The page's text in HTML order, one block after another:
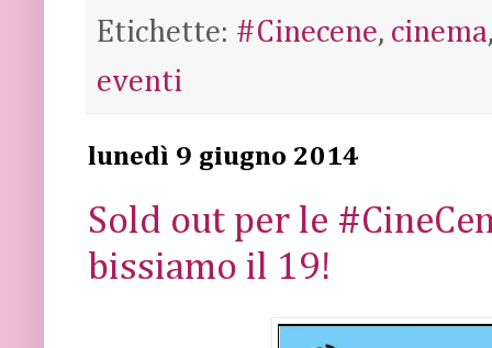
Etichette: #Cinecene, cinema
eventi
lunedì 9 giugno 2014
Sold out per le
bissiamo il 19!